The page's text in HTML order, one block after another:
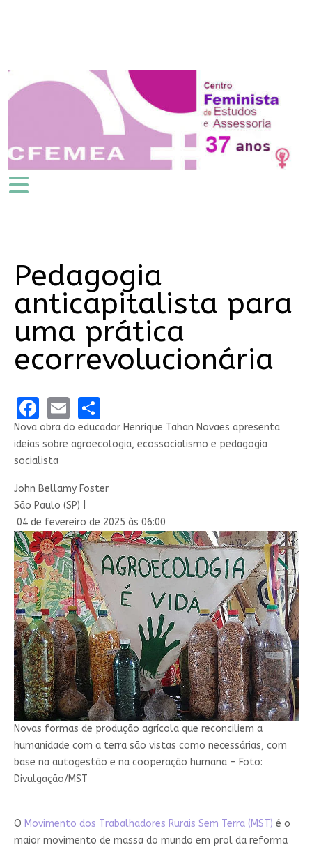
Pedagogia
anticapitalista para
uma prática
ecorrevolucionária
Facebook
EmailShare
Nova obra do educador Henrique Tahan Novaes apresenta
ideias sobre agroecologia, ecossocialismo e pedagogia
socialista
John Bellamy Foster
São Paulo (SP) |
04 de fevereiro de 2025 às 06:00
Novas formas de produção agrícola que reconciliem a
humanidade com a terra são vistas como necessárias, com
base na autogestão e na cooperação humana - Foto:
Divulgação/MST
O Movimento dos Trabalhadores Rurais Sem Terra (MST) é o
maior movimento de massa do mundo em prol da reforma